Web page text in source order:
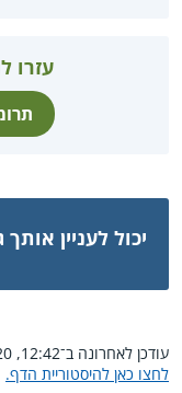
עזרו
יכול לעניין
עודכן לאחרונה ב־12:42, 20 באפריל 2026.
לחצו כאן להיסטוריית הדף.